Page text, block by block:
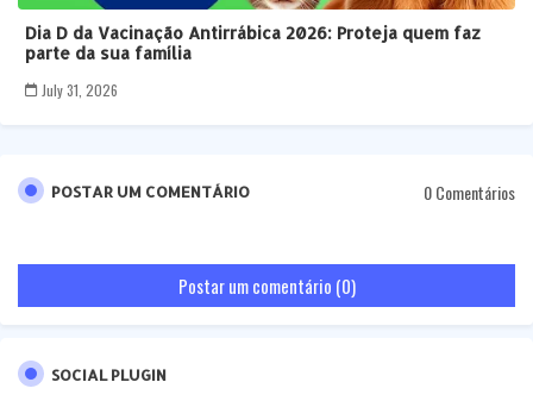
Dia D da Vacinação Antirrábica 2026: Proteja quem faz
parte da sua família
July 31, 2026
POSTAR UM COMENTÁRIO 0 Comentários
Postar um comentário (0)
SOCIAL PLUGIN